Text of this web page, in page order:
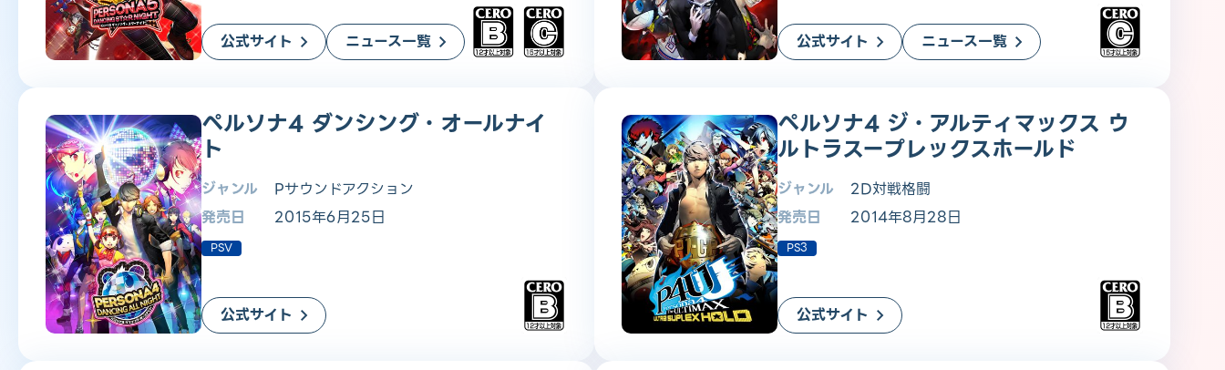
公式サイト ニュース一覧 公式サイト ニュース一覧
ペルソナ4 ダンシング・オールナイ
ト
ジャンル
Pサウンドアクション
発売日
2015年6月25日
PSV
公式サイト
ペルソナ4 ジ・アルティマックス ウ
ルトラスープレックスホールド
ジャンル
2D対戦格闘
発売日
2014年8月28日
PS3
公式サイト